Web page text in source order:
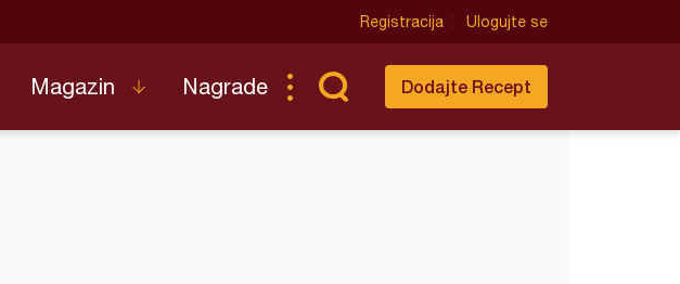
Registracija Ulogujte se
Magazin Nagrade Dodajte Recept